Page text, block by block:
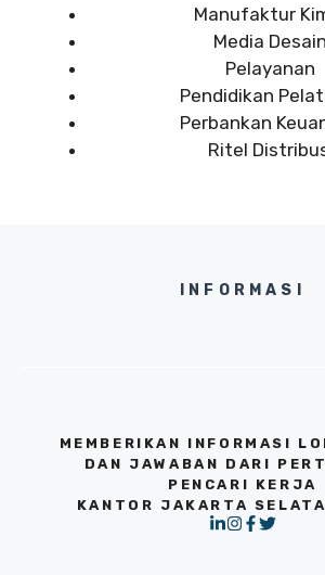
Manufaktur
Media Desain
Pelayanan
Pendidikan
Perbankan
Ritel
INFORMASI
MEMBERIKAN INFORMASI
DAN JAWABAN DARI
PENCARI KERJA
KANTOR JAKARTA